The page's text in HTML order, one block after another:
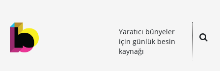
Yaratıcı bünyeler
için günlük besin
kaynağı